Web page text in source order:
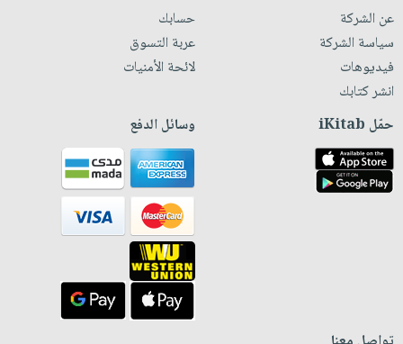
عن الشركة
سياسة الشركة
فيديوهات
انشر كتابك
حسابك
عربة التسوق
لائحة الأمنيات
حمّل iKitab وسائل الدفع